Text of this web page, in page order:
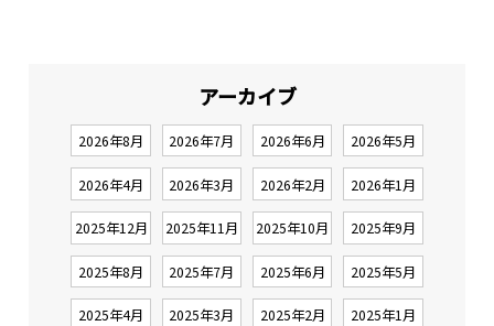
アーカイブ
2026年8月 2026年7月 2026年6月 2026年5月
2026年4月 2026年3月 2026年2月 2026年1月
2025年12月 2025年11月 2025年10月 2025年9月
2025年8月 2025年7月 2025年6月 2025年5月
2025年4月 2025年3月 2025年2月 2025年1月